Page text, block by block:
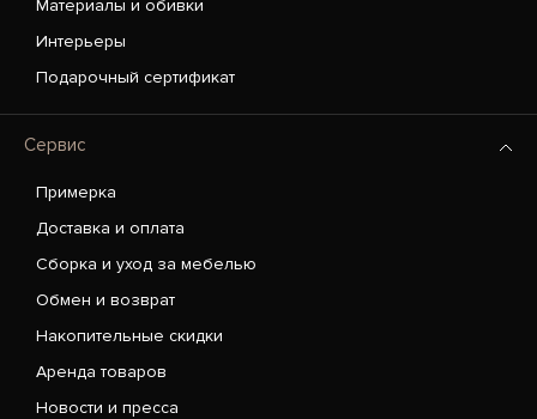
Материалы и обивки
Интерьеры
Подарочный сертификат
Сервис
Примерка
Доставка и оплата
Сборка и уход за мебелью
Обмен и возврат
Накопительные скидки
Аренда товаров
Новости и пресса